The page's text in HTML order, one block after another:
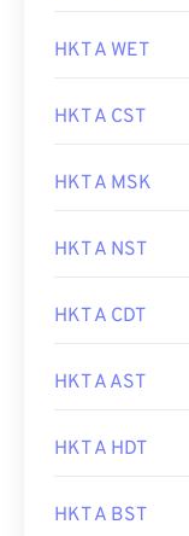
HKT A WET
HKT A CST
HKT A MSK
HKT A NST
HKT A CDT
HKT A AST
HKT A HDT
HKT A BST